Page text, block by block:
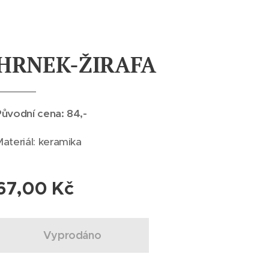
ŽIRAFA
cena: 84,-
keramika
Kč
Vyprodáno